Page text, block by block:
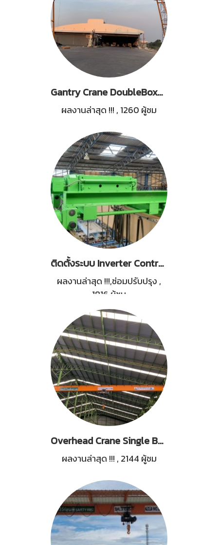
Gantry Crane DoubleBoxes Girder, Capacity 10Tons, Span 26M.
ผลงานล่าสุด !!! , 1260 ผู้ชม
ติดตั้งระบบ Inverter Control และซ่อมปรับปรุงตัวรอก Motor Crane STAHL 20Tons 4Set
ผลงานล่าสุด !!!,ซ่อมปรับปรุง ,
1816 ผู้ชม
Overhead Crane Single Box 5Tons
ผลงานล่าสุด !!! , 2144 ผู้ชม